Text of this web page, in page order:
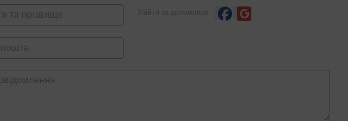
Увійти за допомогою